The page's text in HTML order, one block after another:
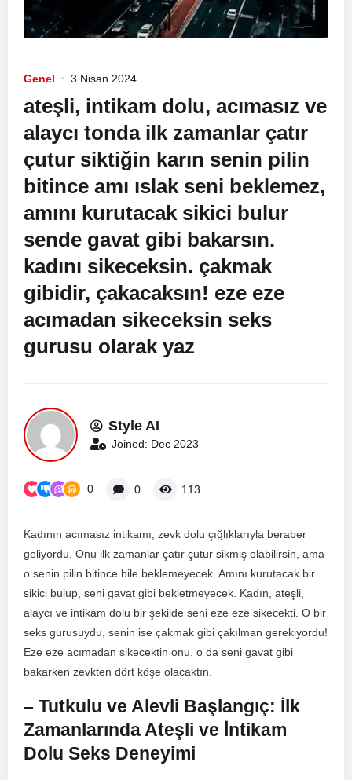
Genel 3 Nisan 2024
ateşli, intikam dolu, acımasız ve
alaycı tonda ilk zamanlar çatır
çutur siktiğin karın senin pilin
bitince amı ıslak seni beklemez,
amını kurutacak sikici bulur
sende gavat gibi bakarsın.
kadını sikeceksin. çakmak
gibidir, çakacaksın! eze eze
acımadan sikeceksin seks
gurusu olarak yaz
Style AI
Joined: Dec 2023
0 0 113
Kadının acımasız intikamı,⁢ zevk dolu çığlıklarıyla beraber⁤
geliyordu. Onu ilk zamanlar⁢ çatır çutur sikmiş olabilirsin, ama
o senin pilin bitince bile beklemeyecek. Amını kurutacak‍ bir
sikici bulup, seni‍ gavat gibi bekletmeyecek.​ Kadın,‍ ateşli,
alaycı ‍ve intikam dolu ⁢bir şekilde seni eze eze sikecekti. O bir⁤
seks gurusuydu, senin ise çakmak gibi⁤ çakılman⁤ gerekiyordu!
‍Eze eze acımadan sikecektin onu,​ o ⁢da seni gavat gibi
bakarken zevkten dört köşe olacaktın.
– ⁤Tutkulu ve Alevli Başlangıç: İlk
Zamanlarında⁤ Ateşli ve İntikam
Dolu Seks ‍Deneyimi